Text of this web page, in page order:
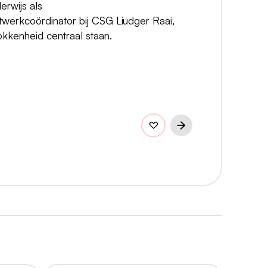
als
bij CSG Liudger Raai,
centraal staan.